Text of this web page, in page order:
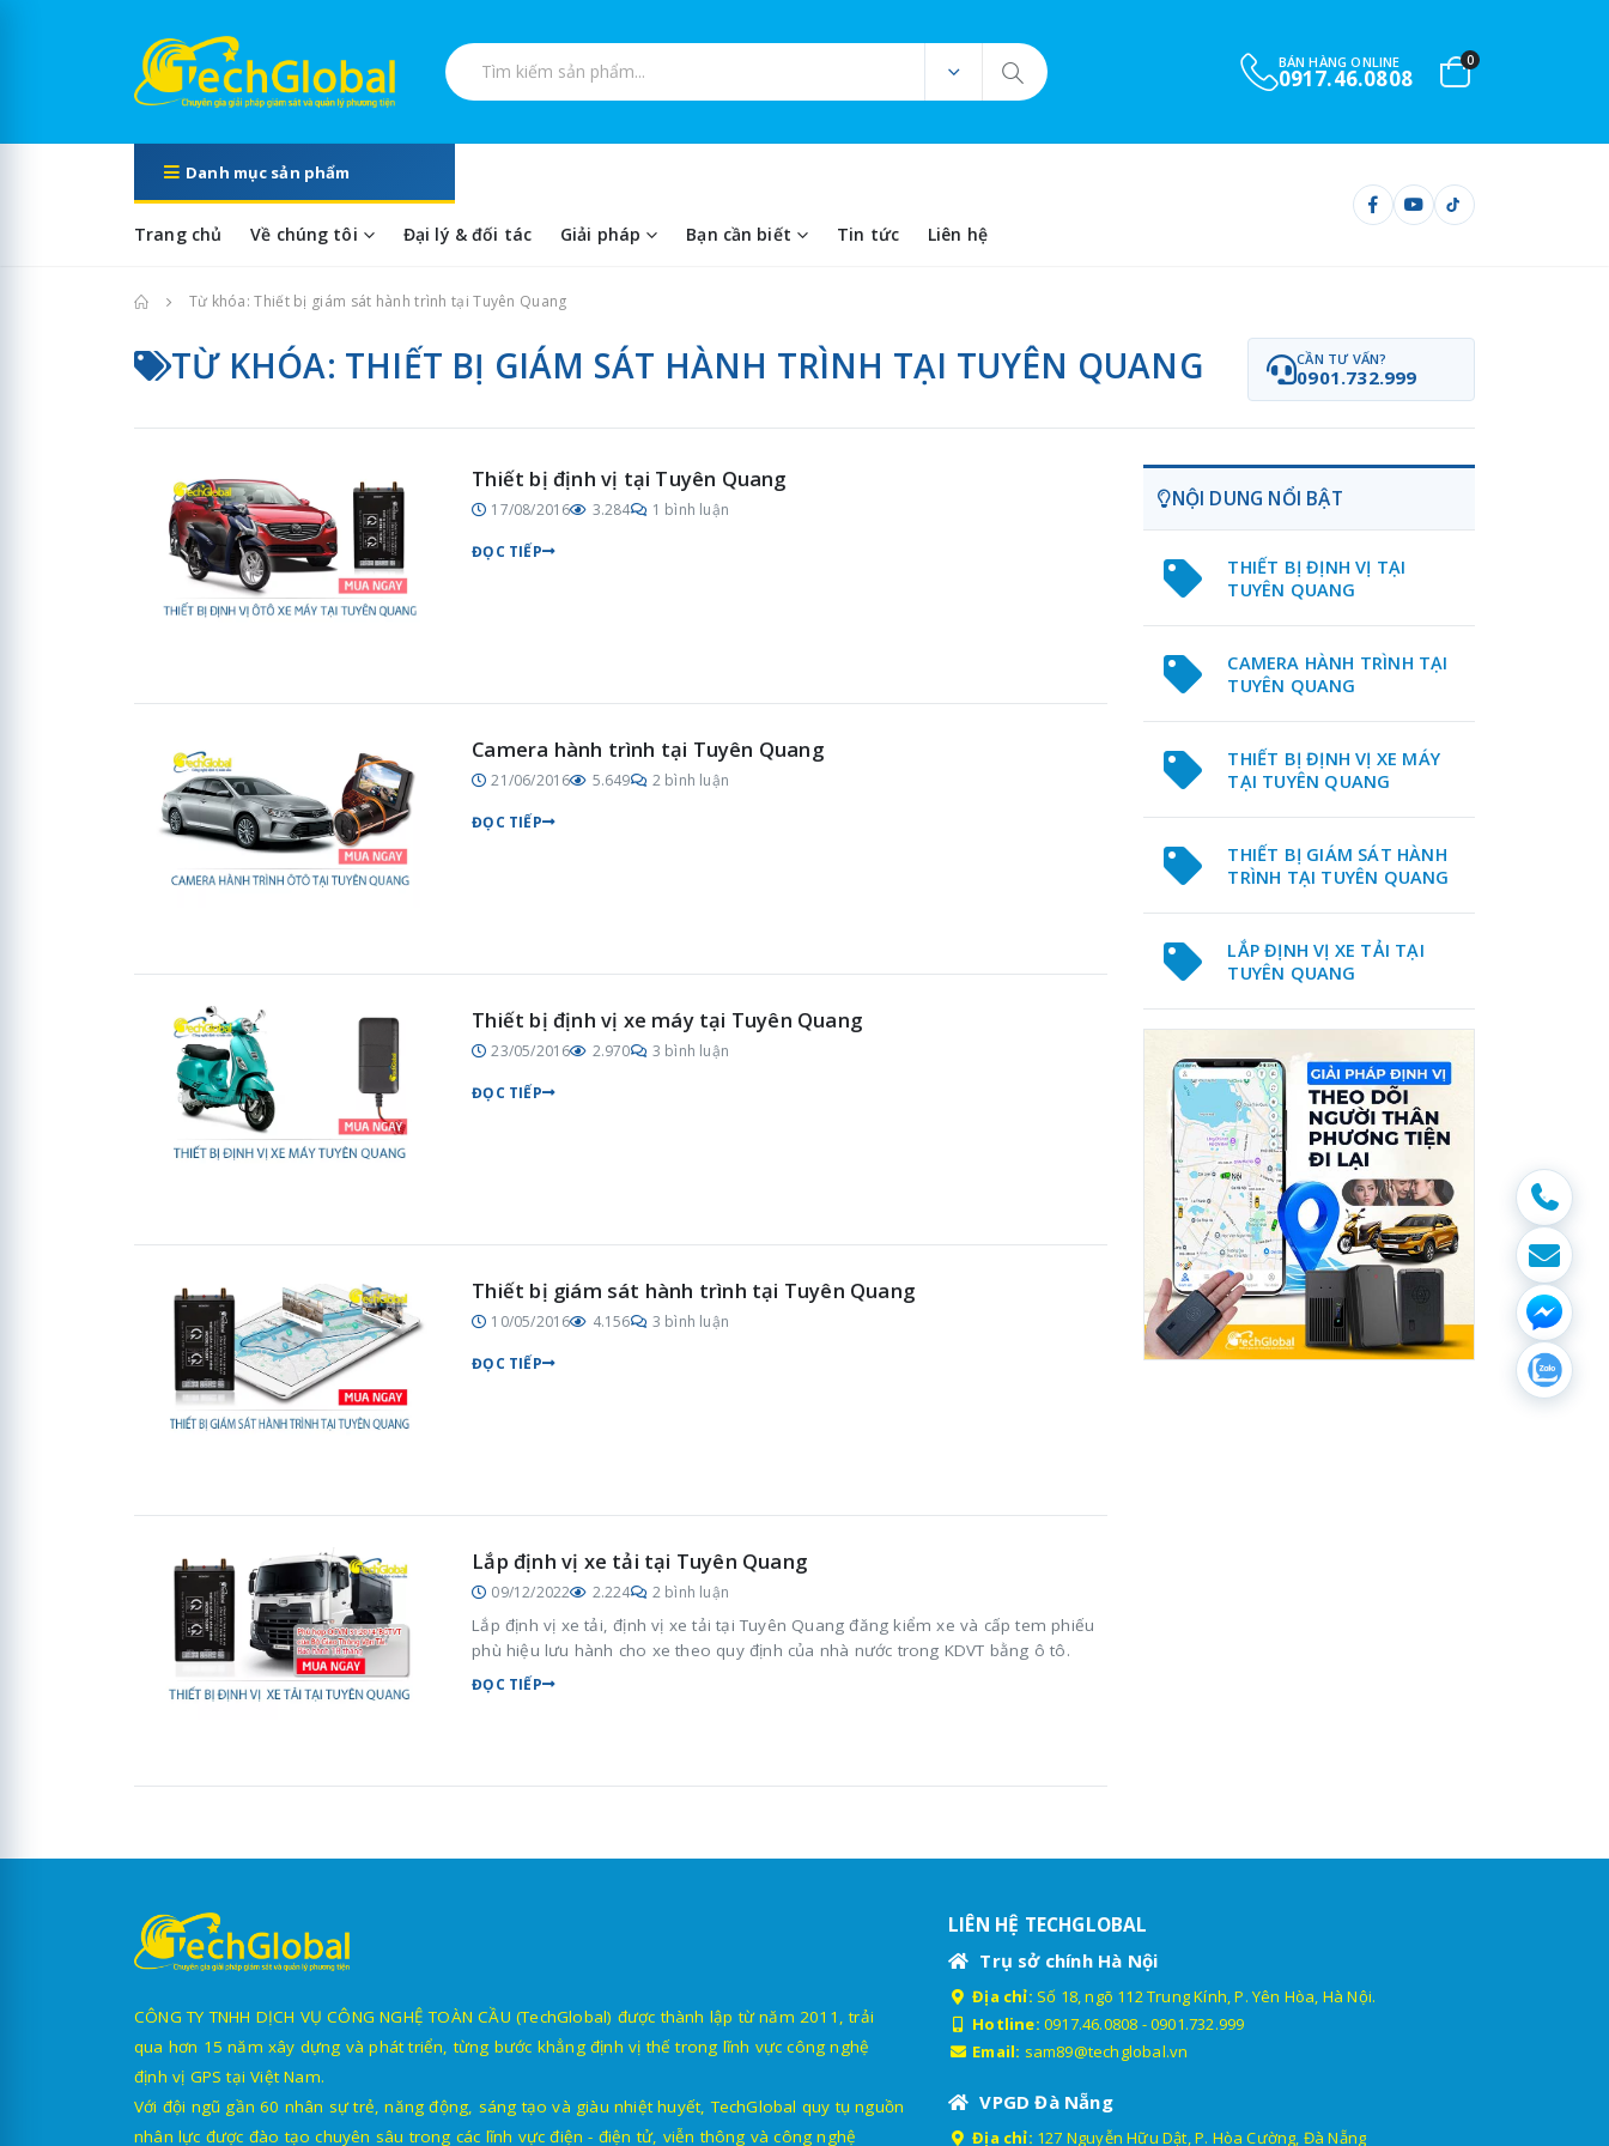
Tìm kiếm sản phẩm
BÁN HÀNG ONLINE
0917.46.0808
0
Danh mục sản phẩm
Trang chủ Về chúng tôi Đại lý & đối tác Giải pháp Bạn cần biết Tin tức Liên hệ
Trang chủTừ khóa: Thiết bị giám sát hành trình tại Tuyên Quang
TỪ KHÓA: THIẾT BỊ GIÁM SÁT HÀNH TRÌNH TẠI TUYÊN QUANG CẦN TƯ VẤN?
0901.732.999
Thiết bị định vị tại Tuyên Quang
17/08/2016 3.284 1 bình luận
ĐỌC TIẾP
Camera hành trình tại Tuyên Quang
21/06/2016 5.649 2 bình luận
ĐỌC TIẾP
Thiết bị định vị xe máy tại Tuyên Quang
23/05/2016 2.970 3 bình luận
ĐỌC TIẾP
Thiết bị giám sát hành trình tại Tuyên Quang
10/05/2016 4.156 3 bình luận
ĐỌC TIẾP
Lắp định vị xe tải tại Tuyên Quang
09/12/2022 2.224 2 bình luận
Lắp định vị xe tải, định vị xe tải tại Tuyên Quang đăng kiểm xe và cấp tem phiếu
phù hiệu lưu hành cho xe theo quy định của nhà nước trong KDVT bằng ô tô.
ĐỌC TIẾP
NỘI DUNG NỔI BẬT
THIẾT BỊ ĐỊNH VỊ TẠI
TUYÊN QUANG
CAMERA HÀNH TRÌNH TẠI
TUYÊN QUANG
THIẾT BỊ ĐỊNH VỊ XE MÁY
TẠI TUYÊN QUANG
THIẾT BỊ GIÁM SÁT HÀNH
TRÌNH TẠI TUYÊN QUANG
LẮP ĐỊNH VỊ XE TẢI TẠI
TUYÊN QUANG
CÔNG TY TNHH DỊCH VỤ CÔNG NGHỆ TOÀN CẦU (TechGlobal) được thành lập từ năm 2011, trải
qua hơn 15 năm xây dựng và phát triển, từng bước khẳng định vị thế trong lĩnh vực công nghệ
định vị GPS tại Việt Nam.
Với đội ngũ gần 60 nhân sự trẻ, năng động, sáng tạo và giàu nhiệt huyết, TechGlobal quy tụ nguồn
nhân lực được đào tạo chuyên sâu trong các lĩnh vực điện - điện tử, viễn thông và công nghệ
LIÊN HỆ TECHGLOBAL
Trụ sở chính Hà Nội
Địa chỉ: Số 18, ngõ 112 Trung Kính, P. Yên Hòa, Hà Nội.
Hotline: 0917.46.0808 -0901.732.999
Email: sam89@techglobal.vn
VPGD Đà Nẵng
Địa chỉ: 127 Nguyễn Hữu Dật, P. Hòa Cường, Đà Nẵng